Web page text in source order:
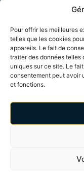
Pour offrir les meilleures
telles que les cookies
appareils. Le fait de
traiter des données telles
uniques sur ce site. Le
consentement peut avoir
et fonctions.
Print of
privilégié
Un partenariat fondé